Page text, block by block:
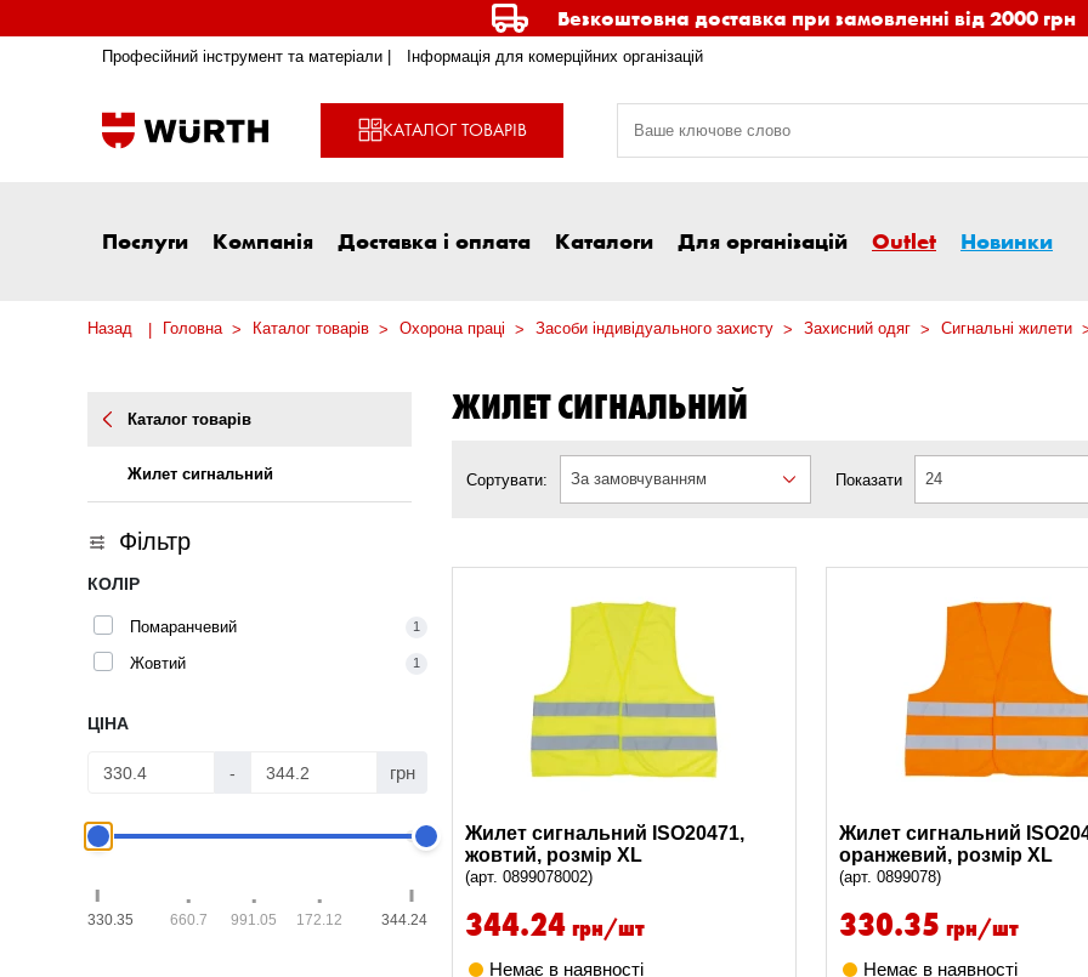
Безкоштовна доставка при замовленні від 2000 грн
Професійний інструмент та матеріали | Інформація для комерційних організацій
КАТАЛОГ ТОВАРІВ
Послуги Компанія Доставка і оплата Каталоги Для організацій Outlet Новинки
Назад Головна Каталог товарів Охорона праці Засоби індивідуального захисту Захисний одяг Сигнальні жилети
Каталог товарів
Жилет сигнальний
Фільтр
КОЛІР
Помаранчевий 1
Жовтий 1
ЦІНА
- грн
330.35 660.7 991.05 172.12 344.24
ЖИЛЕТ СИГНАЛЬНИЙ
Сортувати: За замовчуванням Показати 24
Жилет сигнальний ISO20471,
жовтий, розмір XL
(арт. 0899078002)
344.24 грн/шт
Немає в наявності
Жилет сигнальний
оранжевий, розмір XL
(арт. 0899078)
330.35 грн/шт
Немає в наявності